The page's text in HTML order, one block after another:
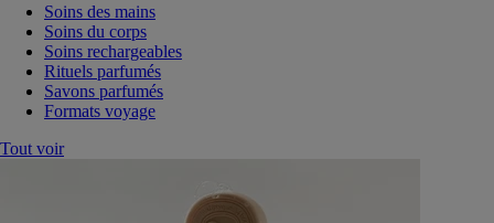
Soins des mains
Soins du corps
Soins rechargeables
Rituels parfumés
Savons parfumés
Formats voyage
Tout voir